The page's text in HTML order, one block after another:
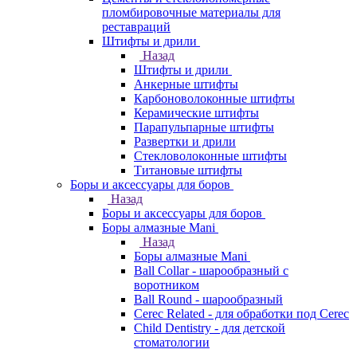
пломбировочные материалы для
реставраций
Штифты и дрили
Назад
Штифты и дрили
Анкерные штифты
Карбоноволоконные штифты
Керамические штифты
Парапульпарные штифты
Развертки и дрили
Стекловолоконные штифты
Титановые штифты
Боры и аксессуары для боров
Назад
Боры и аксессуары для боров
Боры алмазные Mani
Назад
Боры алмазные Mani
Ball Collar - шарообразный c
воротником
Ball Round - шарообразный
Cerec Related - для обработки под Cerec
Child Dentistry - для детской
стоматологии